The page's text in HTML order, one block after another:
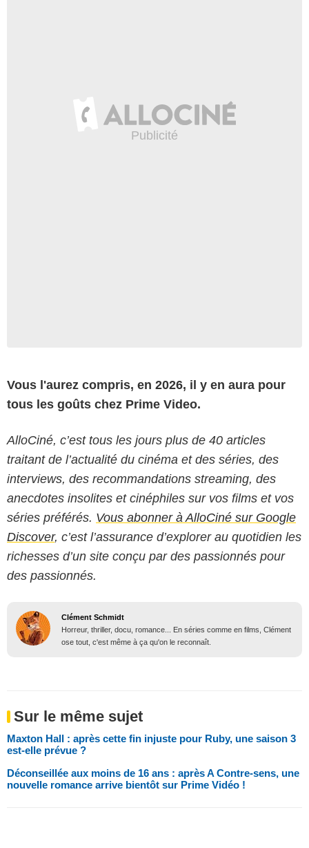
Vous l'aurez compris, en 2026, il y en aura pour
tous les goûts chez Prime Video.
AlloCiné, c’est tous les jours plus de 40 articles
traitant de l’actualité du cinéma et des séries, des
interviews, des recommandations streaming, des
anecdotes insolites et cinéphiles sur vos films et vos
séries préférés. Vous abonner à AlloCiné sur Google
Discover, c’est l’assurance d’explorer au quotidien les
richesses d’un site conçu par des passionnés pour
des passionnés.
Clément Schmidt
Horreur, thriller, docu, romance... En séries comme en films, Clément
ose tout, c'est même à ça qu'on le reconnaît.
Sur le même sujet
Maxton Hall : après cette fin injuste pour Ruby, une saison 3
est-elle prévue ?
Déconseillée aux moins de 16 ans : après A Contre-sens, une
nouvelle romance arrive bientôt sur Prime Vidéo !